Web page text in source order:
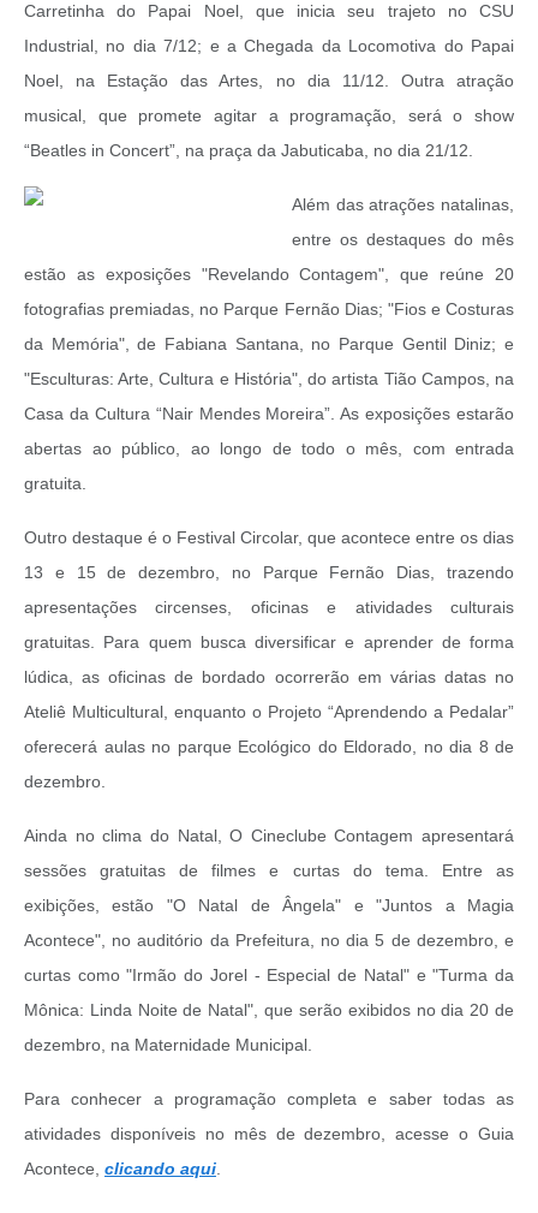
Carretinha do Papai Noel, que inicia seu trajeto no CSU
Industrial, no dia 7/12; e a Chegada da Locomotiva do Papai
Noel, na Estação das Artes, no dia 11/12. Outra atração
musical, que promete agitar a programação, será o show
“Beatles in Concert”, na praça da Jabuticaba, no dia 21/12.
Além das atrações natalinas,
entre os destaques do mês
estão as exposições "Revelando Contagem", que reúne 20
fotografias premiadas, no Parque Fernão Dias; "Fios e Costuras
da Memória", de Fabiana Santana, no Parque Gentil Diniz; e
"Esculturas: Arte, Cultura e História", do artista Tião Campos, na
Casa da Cultura “Nair Mendes Moreira”. As exposições estarão
abertas ao público, ao longo de todo o mês, com entrada
gratuita.
Outro destaque é o Festival Circolar, que acontece entre os dias
13 e 15 de dezembro, no Parque Fernão Dias, trazendo
apresentações circenses, oficinas e atividades culturais
gratuitas. Para quem busca diversificar e aprender de forma
lúdica, as oficinas de bordado ocorrerão em várias datas no
Ateliê Multicultural, enquanto o Projeto “Aprendendo a Pedalar”
oferecerá aulas no parque Ecológico do Eldorado, no dia 8 de
dezembro.
Ainda no clima do Natal, O Cineclube Contagem apresentará
sessões gratuitas de filmes e curtas do tema. Entre as
exibições, estão "O Natal de Ângela" e "Juntos a Magia
Acontece", no auditório da Prefeitura, no dia 5 de dezembro, e
curtas como "Irmão do Jorel - Especial de Natal" e "Turma da
Mônica: Linda Noite de Natal", que serão exibidos no dia 20 de
dezembro, na Maternidade Municipal.
Para conhecer a programação completa e saber todas as
atividades disponíveis no mês de dezembro, acesse o Guia
Acontece, clicando aqui